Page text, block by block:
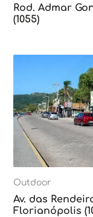
Rod. Admar
(1055)
Outdoor
Av. das
Florianópolis